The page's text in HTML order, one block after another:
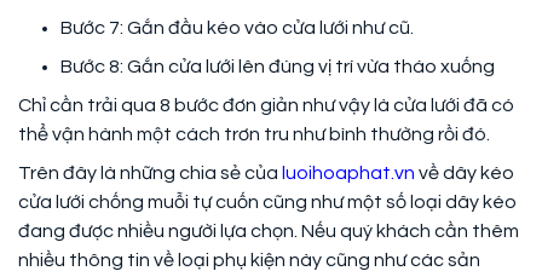
Bước 7: Gắn đầu kéo vào cửa lưới như cũ.
Bước 8: Gắn cửa lưới lên đúng vị trí vừa tháo xuống
Chỉ cần trải qua 8 bước đơn giản như vậy là cửa lưới đã có
thể vận hành một cách trơn tru như bình thường rồi đó.
Trên đây là những chia sẻ của luoihoaphat.vn về dây kéo
cửa lưới chống muỗi tự cuốn cũng như một số loại dây kéo
đang được nhiều người lựa chọn. Nếu quý khách cần thêm
nhiều thông tin về loại phụ kiện này cũng như các sản